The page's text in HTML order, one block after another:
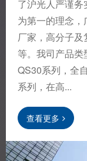
了沪光人严谨
为第一的理念
厂家，高分子
等。我司产品
QS30系列，全
系列，在高...
查看更多